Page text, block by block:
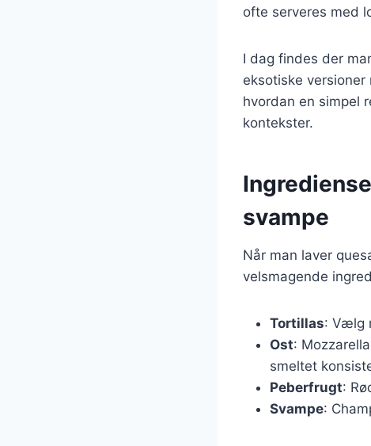
ofte serveres med
I dag findes der
eksotiske
hvordan en simpel
kontekster.
svampe
Når man laver
velsmagende
Tortillas: Vælg
Ost:
smeltet
Peberfrugt:
Svampe: